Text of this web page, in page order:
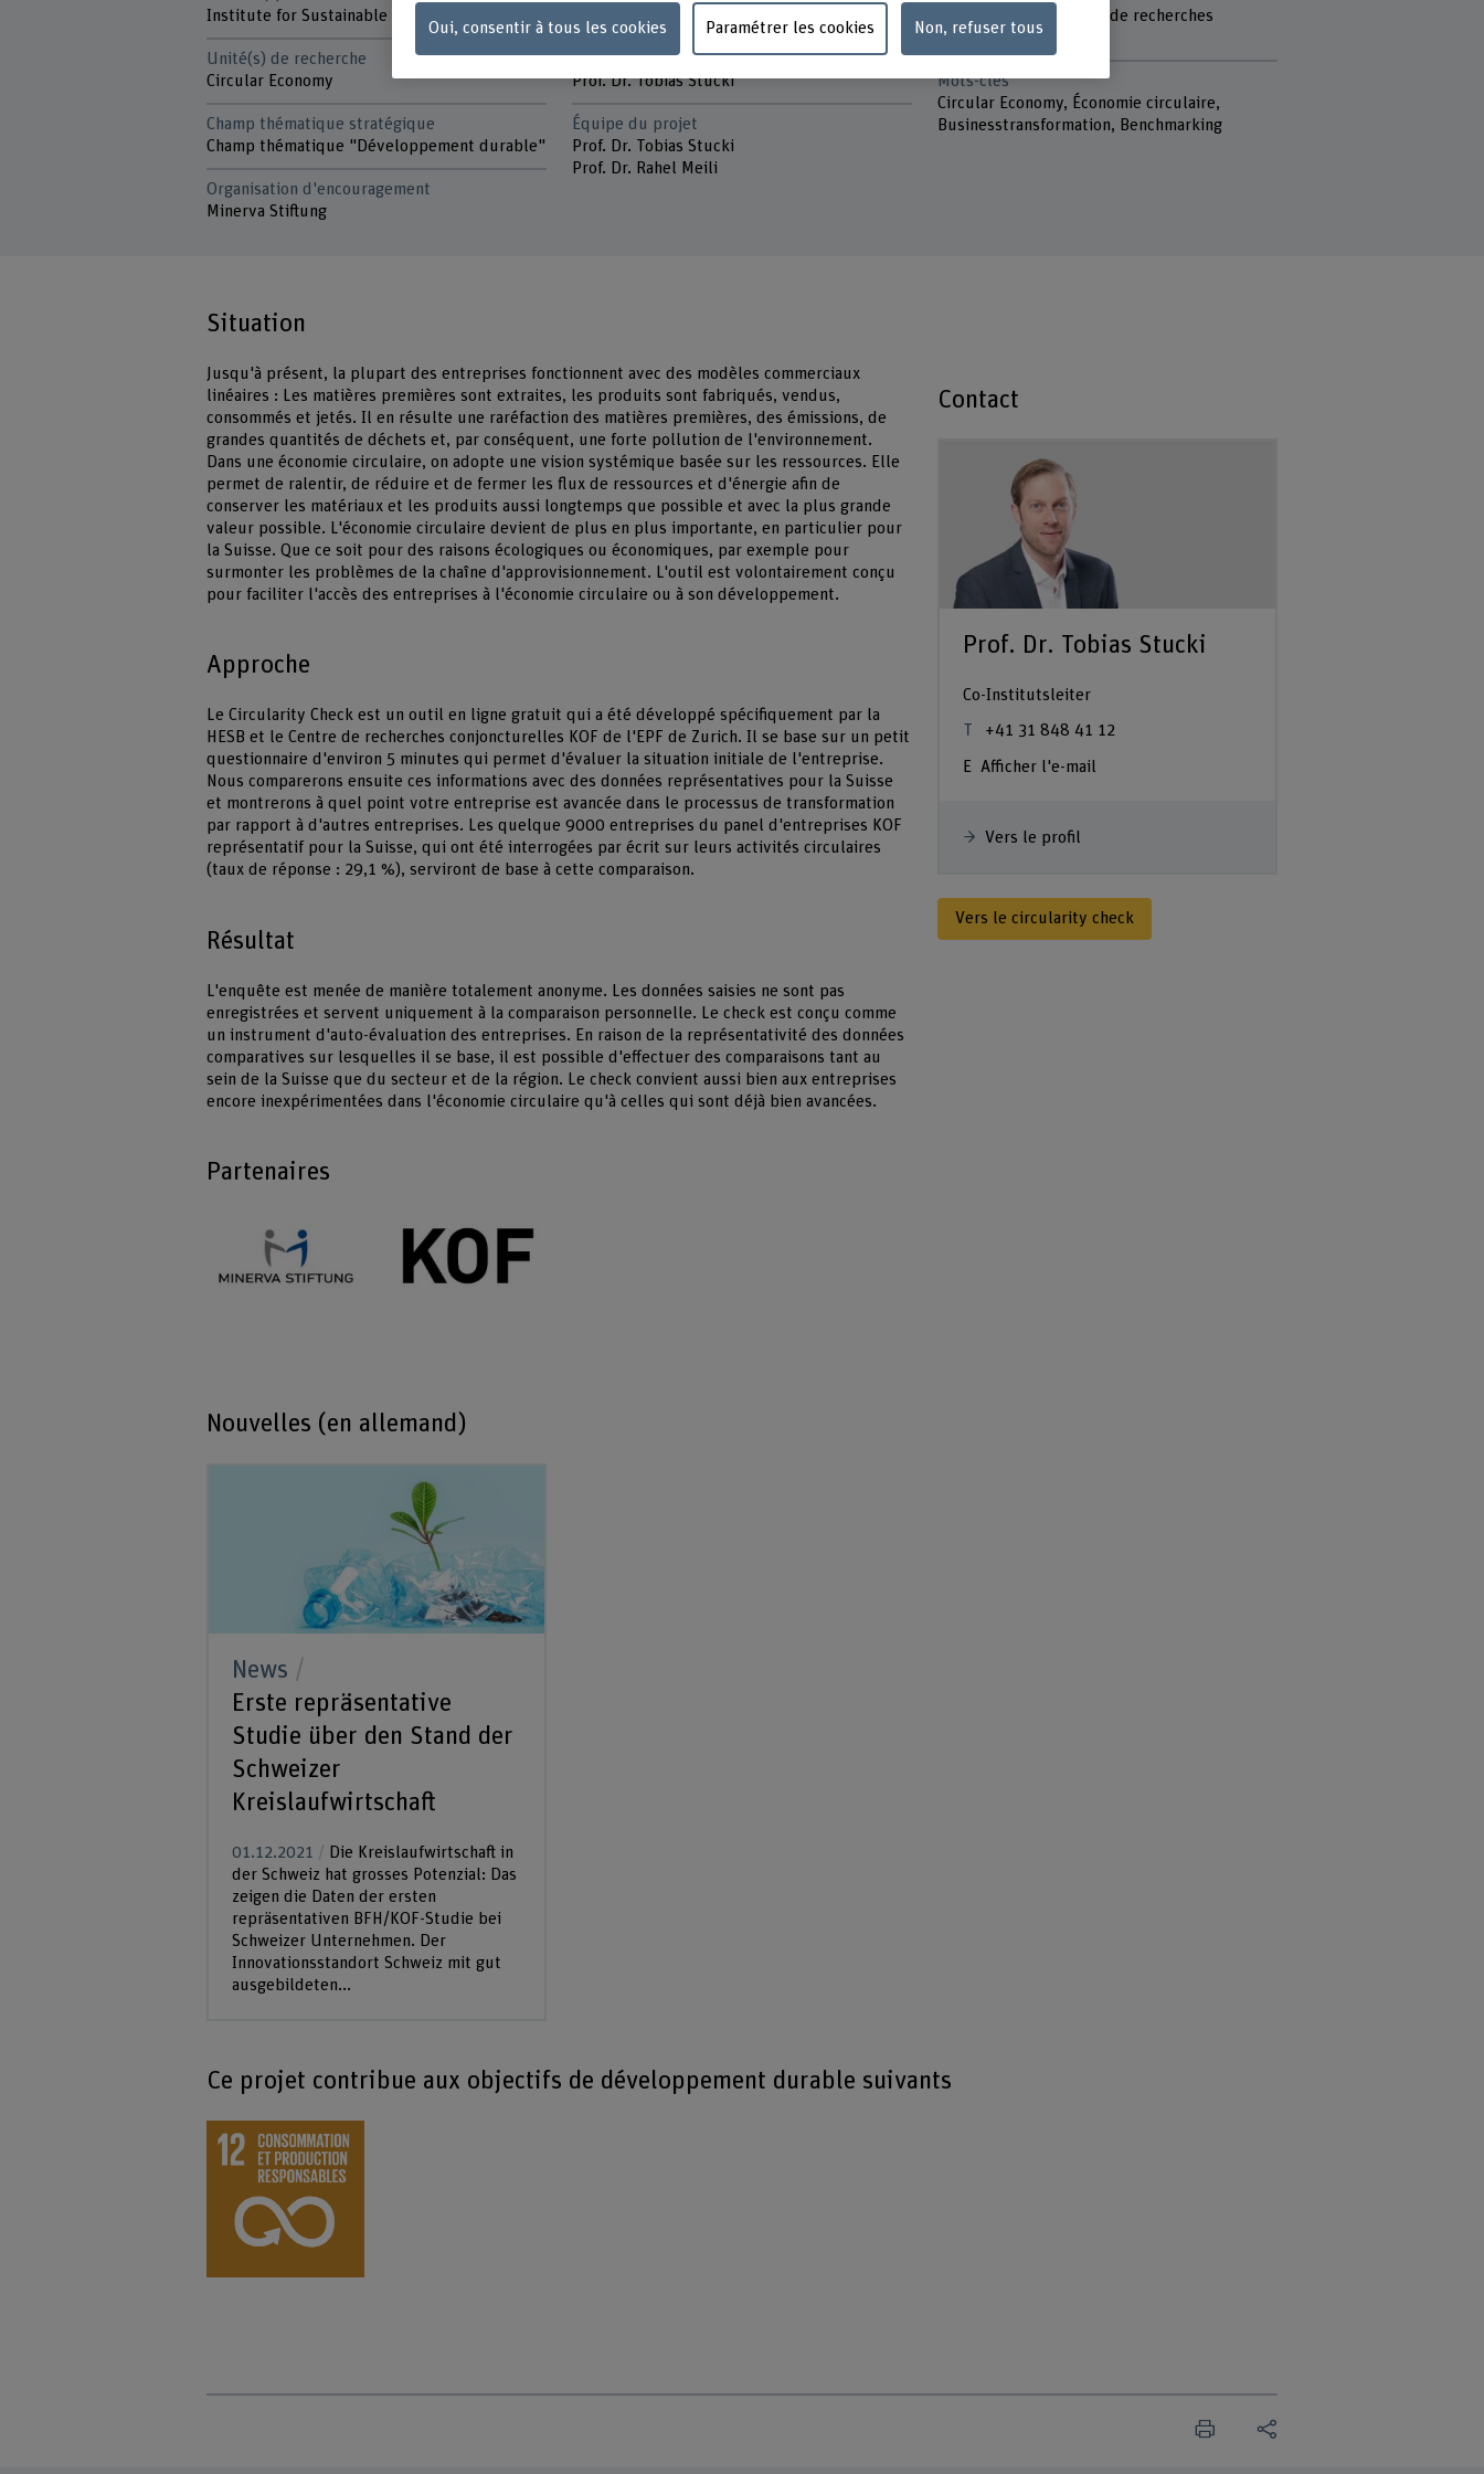
Institute for Sustainable Business
Unité(s) de recherche
Circular Economy
Champ thématique stratégique
Champ thématique "Développement durable"
Organisation d'encouragement
Minerva Stiftung
Direction du projet
Prof. Dr. Tobias Stucki
Équipe du projet
Prof. Dr. Tobias Stucki
Prof. Dr. Rahel Meili
ETH Zürich KOF Centre de recherches
conjoncturelles
Mots-clés
Circular Economy, Économie circulaire,
Businesstransformation, Benchmarking
Situation
Jusqu'à présent, la plupart des entreprises fonctionnent avec des modèles commerciaux
linéaires : Les matières premières sont extraites, les produits sont fabriqués, vendus,
consommés et jetés. Il en résulte une raréfaction des matières premières, des émissions, de
grandes quantités de déchets et, par conséquent, une forte pollution de l'environnement.
Dans une économie circulaire, on adopte une vision systémique basée sur les ressources. Elle
permet de ralentir, de réduire et de fermer les flux de ressources et d'énergie afin de
conserver les matériaux et les produits aussi longtemps que possible et avec la plus grande
valeur possible. L'économie circulaire devient de plus en plus importante, en particulier pour
la Suisse. Que ce soit pour des raisons écologiques ou économiques, par exemple pour
surmonter les problèmes de la chaîne d'approvisionnement. L'outil est volontairement conçu
pour faciliter l'accès des entreprises à l'économie circulaire ou à son développement.
Approche
Le Circularity Check est un outil en ligne gratuit qui a été développé spécifiquement par la
HESB et le Centre de recherches conjoncturelles KOF de l'EPF de Zurich. Il se base sur un petit
questionnaire d'environ 5 minutes qui permet d'évaluer la situation initiale de l'entreprise.
Nous comparerons ensuite ces informations avec des données représentatives pour la Suisse
et montrerons à quel point votre entreprise est avancée dans le processus de transformation
par rapport à d'autres entreprises. Les quelque 9000 entreprises du panel d'entreprises KOF
représentatif pour la Suisse, qui ont été interrogées par écrit sur leurs activités circulaires
(taux de réponse : 29,1 %), serviront de base à cette comparaison.
Résultat
L'enquête est menée de manière totalement anonyme. Les données saisies ne sont pas
enregistrées et servent uniquement à la comparaison personnelle. Le check est conçu comme
un instrument d'auto-évaluation des entreprises. En raison de la représentativité des données
comparatives sur lesquelles il se base, il est possible d'effectuer des comparaisons tant au
sein de la Suisse que du secteur et de la région. Le check convient aussi bien aux entreprises
encore inexpérimentées dans l'économie circulaire qu'à celles qui sont déjà bien avancées.
Contact
Prof. Dr. Tobias Stucki
Co-Institutsleiter
+41 31 848 41 12
Afficher l'e-mail
Vers le profil
Vers le circularity check
Partenaires
Nouvelles (en allemand)
News
Erste repräsentative
Studie über den Stand der
Schweizer
Kreislaufwirtschaft
01.12.2021
Die Kreislaufwirtschaft in
der Schweiz hat grosses Potenzial: Das
zeigen die Daten der ersten
repräsentativen BFH/KOF-Studie bei
Schweizer Unternehmen. Der
Innovationsstandort Schweiz mit gut
ausgebildeten...
Ce projet contribue aux objectifs de développement durable suivants
Oui, consentir à tous les cookies Paramétrer les cookies Non, refuser tous